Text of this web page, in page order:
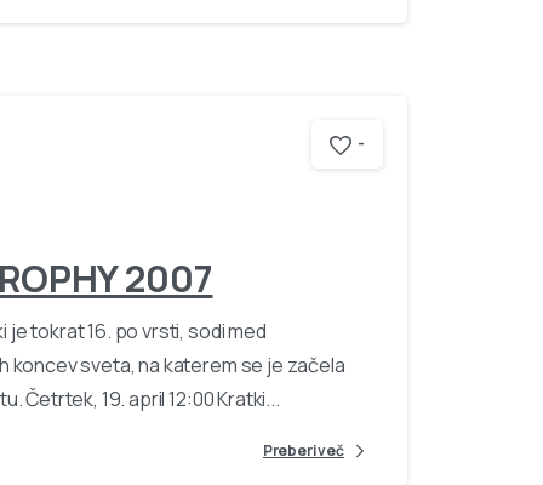
-
2007
je tokrat 16. po vrsti, sodi med
sveta, na katerem se je začela
Četrtek, 19. april 12:00 Kratki...
Preberi več